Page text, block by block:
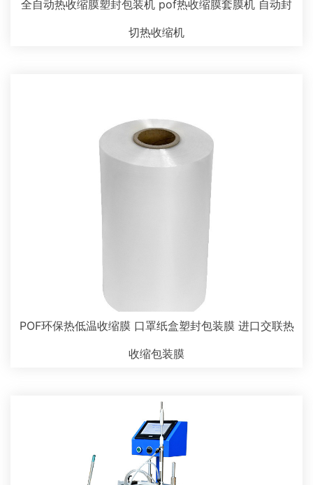
全自动热收缩膜塑封包装机 pof热收缩膜套膜机 自动封
切热收缩机
POF环保热低温收缩膜 口罩纸盒塑封包装膜 进口交联热
收缩包装膜